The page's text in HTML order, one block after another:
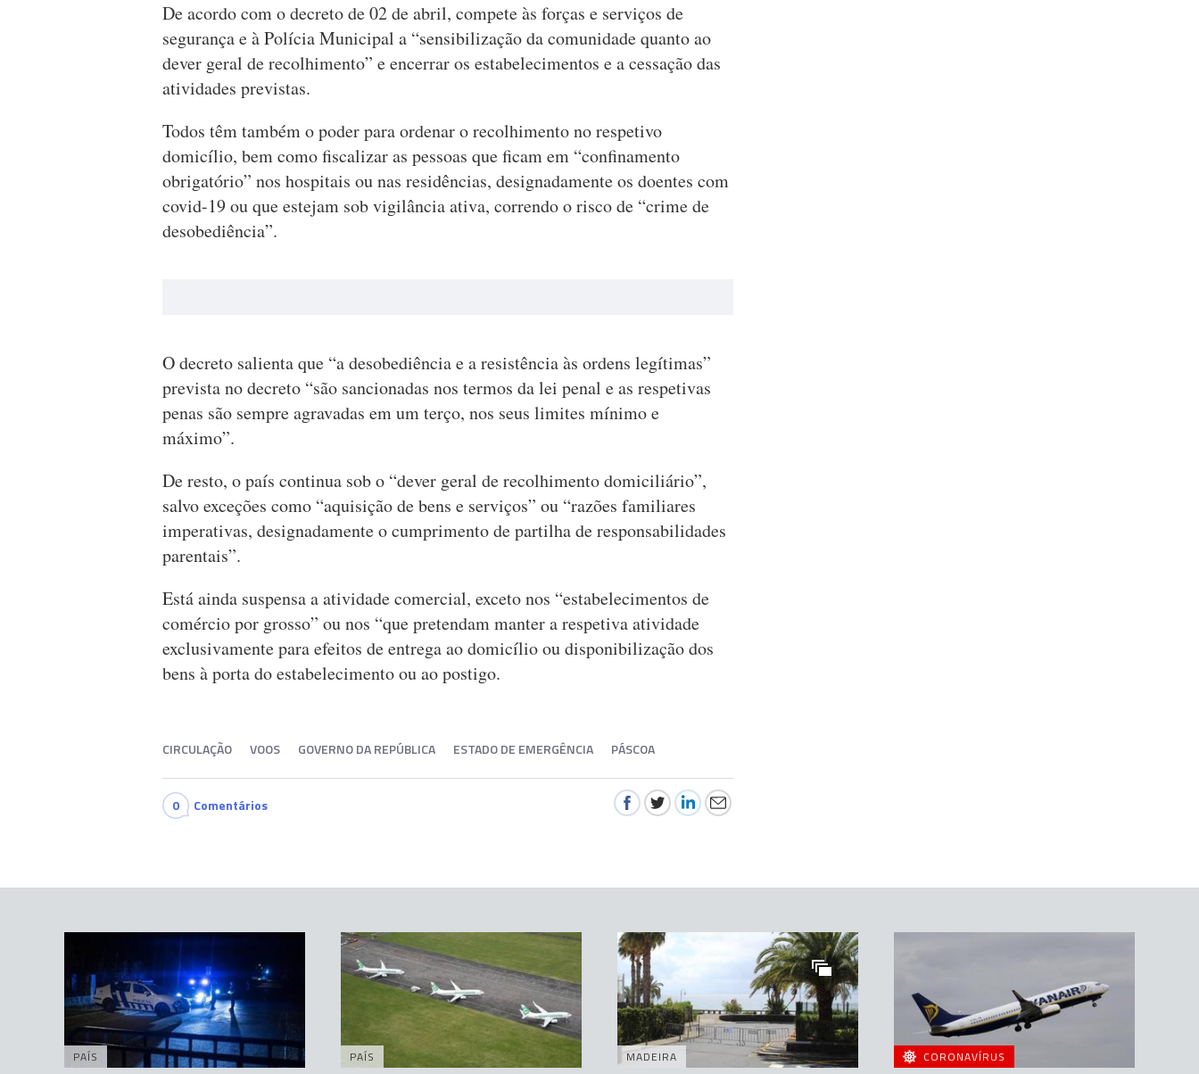
De acordo com o decreto de 02 de abril, compete às forças e serviços de
segurança e à Polícia Municipal a “sensibilização da comunidade quanto ao
dever geral de recolhimento” e encerrar os estabelecimentos e a cessação das
atividades previstas.
Todos têm também o poder para ordenar o recolhimento no respetivo
domicílio, bem como fiscalizar as pessoas que ficam em “confinamento
obrigatório” nos hospitais ou nas residências, designadamente os doentes com
covid-19 ou que estejam sob vigilância ativa, correndo o risco de “crime de
desobediência”.
O decreto salienta que “a desobediência e a resistência às ordens legítimas”
prevista no decreto “são sancionadas nos termos da lei penal e as respetivas
penas são sempre agravadas em um terço, nos seus limites mínimo e
máximo”.
De resto, o país continua sob o “dever geral de recolhimento domiciliário”,
salvo exceções como “aquisição de bens e serviços” ou “razões familiares
imperativas, designadamente o cumprimento de partilha de responsabilidades
parentais”.
Está ainda suspensa a atividade comercial, exceto nos “estabelecimentos de
comércio por grosso” ou nos “que pretendam manter a respetiva atividade
exclusivamente para efeitos de entrega ao domicílio ou disponibilização dos
bens à porta do estabelecimento ou ao postigo.
CIRCULAÇÃO VOOS GOVERNO DA REPÚBLICA ESTADO DE EMERGÊNCIA PÁSCOA
0 Comentários
PAÍS PAÍS MADEIRA CORONAVÍRUS